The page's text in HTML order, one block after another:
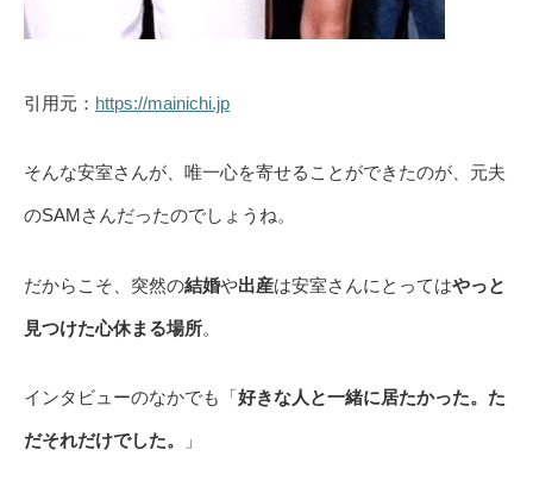
引用元： https://mainichi.jp
そんな安室さんが、唯一心を寄せることができたのが、元夫
のSAMさんだったのでしょうね。
だからこそ、突然の結婚や出産は安室さんにとってはやっと
見つけた心休まる場所。
インタビューのなかでも「好きな人と一緒に居たかった。た
だそれだけでした。 」